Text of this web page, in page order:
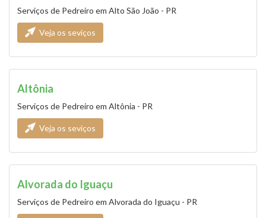
Serviços de Pedreiro em Alto São João - PR
Veja os seviços
Altônia
Serviços de Pedreiro em Altônia - PR
Veja os seviços
Alvorada do Iguaçu
Serviços de Pedreiro em Alvorada do Iguaçu - PR